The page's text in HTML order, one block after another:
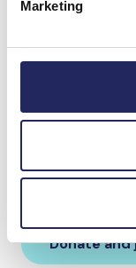
Marketing
team
Donate